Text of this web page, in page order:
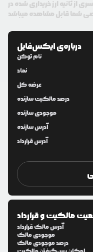
از ثانیه ارز خریداری شده در
درباره‌یایکس‌فایل
نام توکن
نماد
عرضه کل
درصد مالکیت سازنده
موجودی سازنده
آدرس سازنده
آدرس قرارداد
مالکیت و قرارداد
آدرس مالک قرارداد
موجودی مالک
درصد موجودی مالک